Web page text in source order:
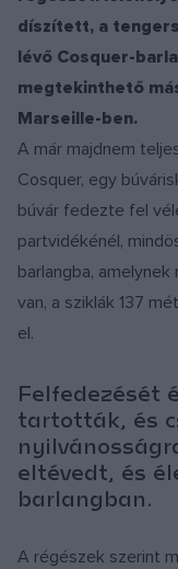
díszített, a
lévő Cosquer-
megtekinthető
Marseille-ben.
A már majdnem
Cosquer, egy
búvár fedezte fel
partvidékénél,
barlangba,
van, a sziklák 137
el.
Felfedezését
tartották, és
eltévedt, és
barlangban.
A régészek szerint